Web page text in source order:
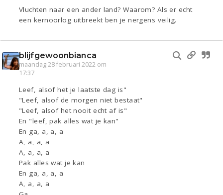
Vluchten naar een ander land? Waarom? Als er echt
een kernoorlog uitbreekt ben je nergens veilig.
blijfgewoonbianca
maandag 28 februari 2022 om
17:37
Leef, alsof het je laatste dag is"
"Leef, alsof de morgen niet bestaat"
"Leef, alsof het nooit echt af is"
En "leef, pak alles wat je kan"
En ga, a, a, a
A, a, a, a
A, a, a, a
Pak alles wat je kan
En ga, a, a, a
A, a, a, a